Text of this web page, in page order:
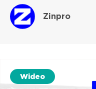
Zinpro
Wideo